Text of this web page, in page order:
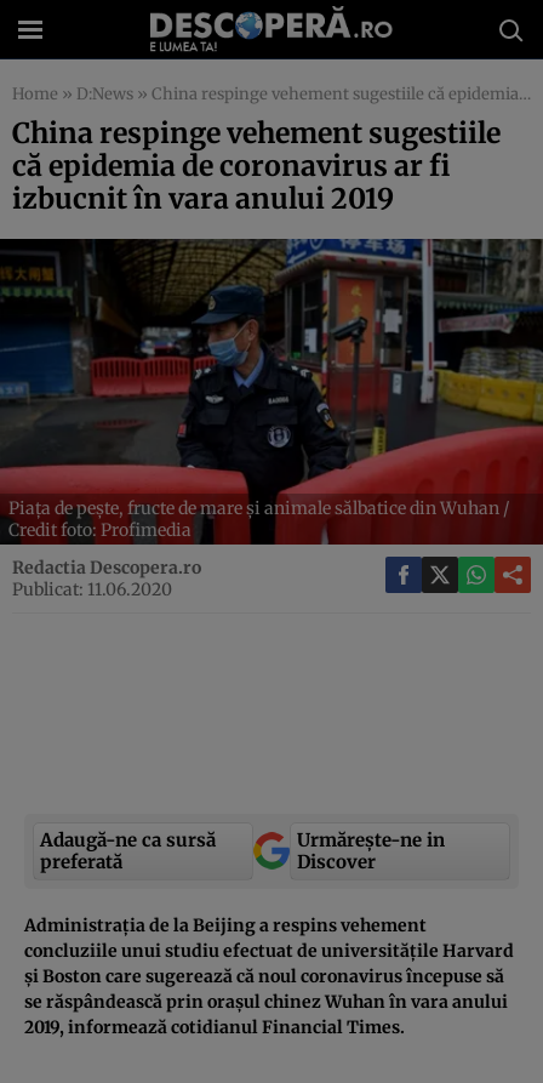
Home » D:News » China respinge vehement sugestiile că epidemia de coronavirus ar fi izbucnit în vara anului 2019
China respinge vehement sugestiile
că epidemia de coronavirus ar fi
izbucnit în vara anului 2019
Piața de pește, fructe de mare și animale sălbatice din Wuhan /
Credit foto: Profimedia
Redactia Descopera.ro
Publicat: 11.06.2020
Adaugă-ne ca sursă
preferată
Urmărește-ne in
Discover
Administraţia de la Beijing a respins vehement
concluziile unui studiu efectuat de universităţile Harvard
şi Boston care sugerează că noul coronavirus începuse să
se răspândească prin oraşul chinez Wuhan în vara anului
2019, informează cotidianul Financial Times.